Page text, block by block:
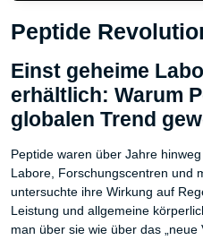
Peptide
Einst geheime
erhältlich: Warum
globalen Trend
Peptide waren über Jahre
Labore, Forschungscentren und
untersuchte ihre Wirkung auf
Leistung und allgemeine
man über sie wie über das „neue